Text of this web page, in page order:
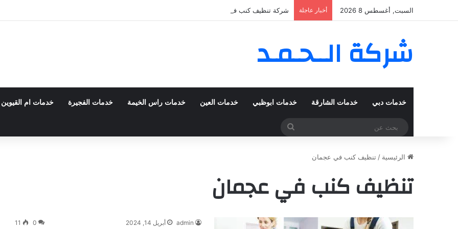
السبت, أغسطس 8 2026 أخبار عاجلة شركة تنظيف كنب في المزهر – دبي 0555980700 – خصم30%
شركة الــحـمـد
خدمات دبي خدمات الشارقة خدمات ابوظبي خدمات العين خدمات راس الخيمة خدمات الفجيرة خدمات ام القيوين
بحث
الرئيسية / تنظيف كنب في عجمان
تنظيف كنب في عجمان
admin أبريل 14, 2024 0
11